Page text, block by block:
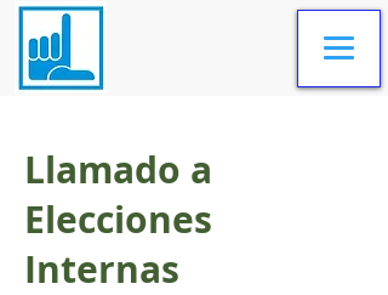
Llamado a
Elecciones
Internas